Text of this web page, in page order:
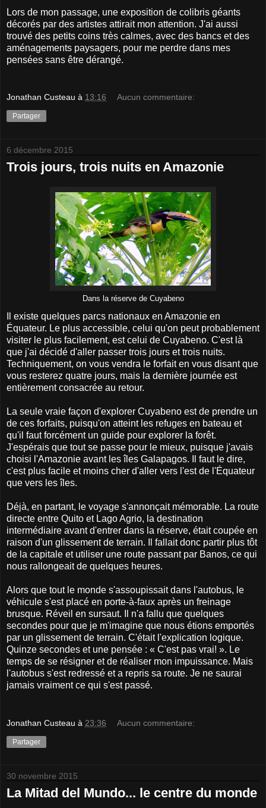
Lors de mon passage, une exposition de colibris géants
décorés par des artistes attirait mon attention. J'ai aussi
trouvé des petits coins très calmes, avec des bancs et des
aménagements paysagers, pour me perdre dans mes
pensées sans être dérangé.
Jonathan Custeau à 13:16 Aucun commentaire:
Partager
6 décembre 2015
Trois jours, trois nuits en Amazonie
Dans la réserve de Cuyabeno
Il existe quelques parcs nationaux en Amazonie en
Équateur. Le plus accessible, celui qu'on peut probablement
visiter le plus facilement, est celui de Cuyabeno. C'est là
que j'ai décidé d'aller passer trois jours et trois nuits.
Techniquement, on vous vendra le forfait en vous disant que
vous resterez quatre jours, mais la dernière journée est
entièrement consacrée au retour.
La seule vraie façon d'explorer Cuyabeno est de prendre un
de ces forfaits, puisqu'on atteint les refuges en bateau et
qu'il faut forcément un guide pour explorer la forêt.
J'espérais que tout se passe pour le mieux, puisque j'avais
choisi l'Amazonie avant les îles Galapagos. Il faut le dire,
c'est plus facile et moins cher d'aller vers l'est de l'Équateur
que vers les îles.
Déjà, en partant, le voyage s'annonçait mémorable. La route
directe entre Quito et Lago Agrio, la destination
intermédiaire avant d'entrer dans la réserve, était coupée en
raison d'un glissement de terrain. Il fallait donc partir plus tôt
de la capitale et utiliser une route passant par Banos, ce qui
nous rallongeait de quelques heures.
Alors que tout le monde s'assoupissait dans l'autobus, le
véhicule s'est placé en porte-à-faux après un freinage
brusque. Réveil en sursaut. Il n'a fallu que quelques
secondes pour que je m'imagine que nous étions emportés
par un glissement de terrain. C'était l'explication logique.
Quinze secondes et une pensée : « C'est pas vrai! ». Le
temps de se résigner et de réaliser mon impuissance. Mais
l'autobus s'est redressé et a repris sa route. Je ne saurai
jamais vraiment ce qui s'est passé.
Jonathan Custeau à 23:36 Aucun commentaire:
Partager
30 novembre 2015
La Mitad del Mundo... le centre du monde